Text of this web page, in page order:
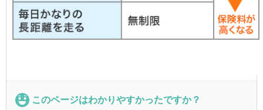
このページはわかりやすかったですか？